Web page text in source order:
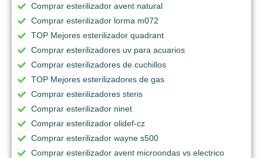
Comprar esterilizador avent natural
Comprar esterilizador lorma m072
TOP Mejores esterilizador quadrant
Comprar esterilizadores uv para acuarios
Comprar esterilizadores de cuchillos
TOP Mejores esterilizadores de gas
Comprar esterilizadores steris
Comprar esterilizador ninet
Comprar esterilizador olidef-cz
Comprar esterilizador wayne s500
Comprar esterilizador avent microondas vs electrico